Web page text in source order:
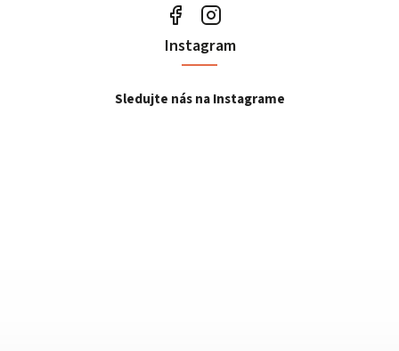
Instagram
Sledujte nás na Instagrame